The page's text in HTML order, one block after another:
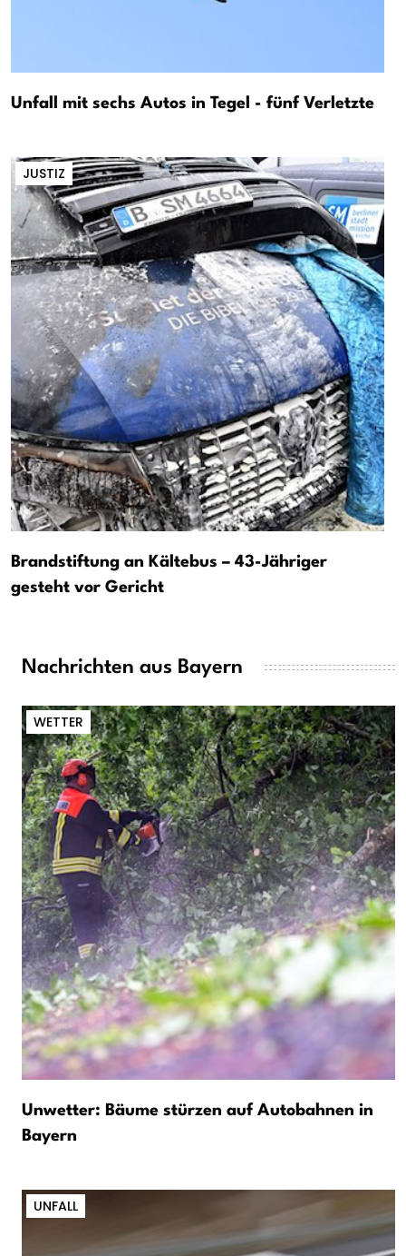
Unfall mit sechs Autos in Tegel - fünf Verletzte
JUSTIZ
Brandstiftung an Kältebus – 43-Jähriger
gesteht vor Gericht
Nachrichten aus Bayern
WETTER
Unwetter: Bäume stürzen auf Autobahnen in
Bayern
UNFALL